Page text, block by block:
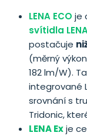
LENA ECO je
svítidla
postačuje
(měrný
182 lm/W).
integrované
srovnání s
Tridonic,
LENA Exje